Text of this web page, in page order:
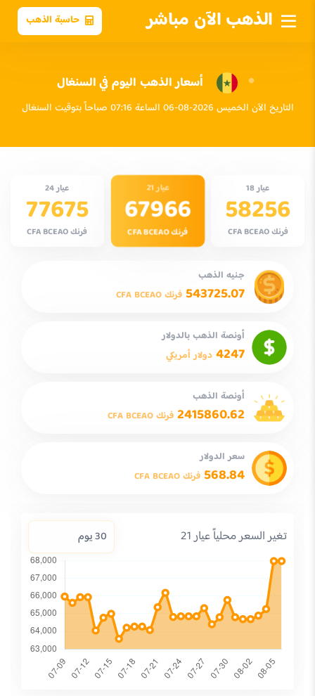
الذهب الآن مباشر حاسبة الذهب
أسعار الذهب اليوم في السنغال
التاريخ الآن الخميس 2026-08-06 الساعة 07:16 صباحاً بتوقيت السنغال
عيار 18
58256
فرنك CFA BCEAO
عيار 21
67966
فرنك CFA BCEAO
عيار 24
77675
فرنك CFA BCEAO
جنيه الذهب
543725.07 فرنك CFA BCEAO
أونصة الذهب بالدولار
4247 دولار أمريكي
أونصة الذهب
2415860.62 فرنك CFA BCEAO
سعر الدولار
568.84 فرنك CFA BCEAO
تغير السعر محلياً عيار 21